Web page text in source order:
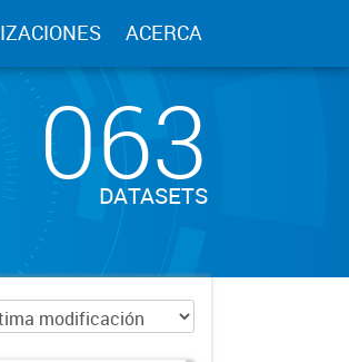
ACERCA
063
DATASETS